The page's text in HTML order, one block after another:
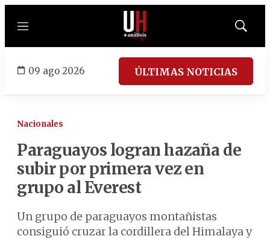
Menú
Mostrar
09 ago 2026 ÚLTIMAS NOTICIAS
Nacionales
Paraguayos logran hazaña de
subir por primera vez en
grupo al Everest
Un grupo de paraguayos montañistas
consiguió cruzar la cordillera del Himalaya y